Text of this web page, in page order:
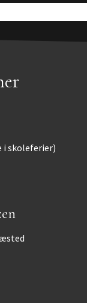
i skoleferier)